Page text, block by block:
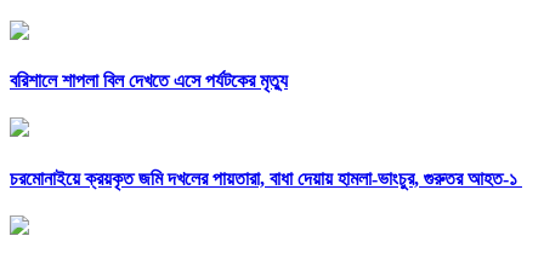
বরিশালে শাপলা বিল দেখতে এসে পর্যটকের মৃত্যু
চরমোনাইয়ে ক্রয়কৃত জমি দখলের পায়তারা, বাধা দেয়ায় হামলা-ভাংচুর, গুরুতর আহত-১